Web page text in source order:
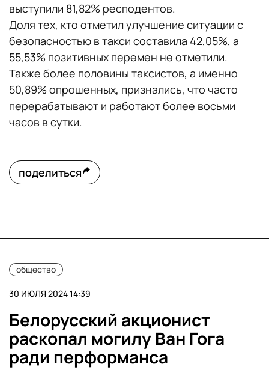
выступили 81,82% респодентов.
Доля тех, кто отметил улучшение ситуации с
безопасностью в такси составила 42,05%, а
55,53% позитивных перемен не отметили.
Также более половины таксистов, а именно
50,89% опрошенных, признались, что часто
перерабатывают и работают более восьми
часов в сутки.
поделиться
общество
30 ИЮЛЯ 2024 14:39
Белорусский акционист
раскопал могилу Ван Гога
ради перформанса